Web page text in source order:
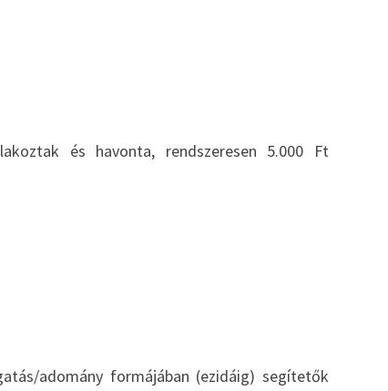
és havonta, rendszeresen 5.000 Ft
adomány formájában (ezidáig) segítetők